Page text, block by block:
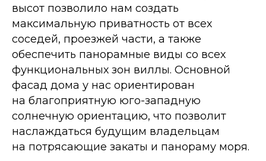
высот позволило нам создать
максимальную приватность от всех
соседей, проезжей части, а также
обеспечить панорамные виды со всех
функциональных зон виллы. Основной
фасад дома у нас ориентирован
на благоприятную юго-западную
солнечную ориентацию, что позволит
наслаждаться будущим владельцам
на потрясающие закаты и панораму моря.